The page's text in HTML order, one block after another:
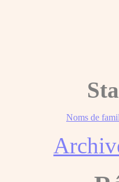
Noms de